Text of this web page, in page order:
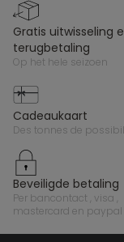
gratis uitwisseling en
terugbetaling
op het hele seizoen
cadeaukaart
des tonnes de
beveiligde betaling
per bancontact , visa ,
mastercard en paypal